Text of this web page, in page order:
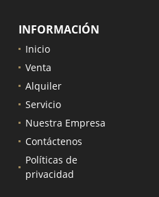
INFORMACIÓN
Inicio
Venta
Alquiler
Servicio
Nuestra Empresa
Contáctenos
Políticas de
privacidad